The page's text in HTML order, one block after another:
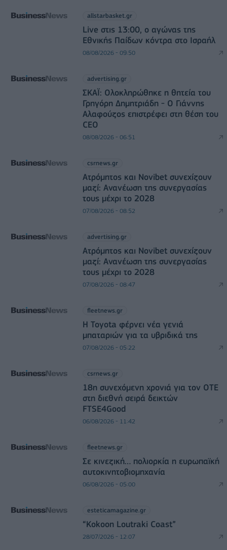
allstarbasket.gr
Live στις 13:00, ο αγώνας της
Εθνικής Παίδων κόντρα στο Ισραήλ
08/08/2026 - 09:50
advertising.gr
ΣΚΑΪ: Ολοκληρώθηκε η θητεία του
Γρηγόρη Δημητριάδη - Ο Γιάννης
Αλαφούζος επιστρέφει στη θέση του
CEO
08/08/2026 - 06:51
csrnews.gr
Ατρόμητος και Novibet συνεχίζουν
μαζί: Ανανέωση της συνεργασίας
τους μέχρι το 2028
07/08/2026 - 08:52
advertising.gr
Ατρόμητος και Novibet συνεχίζουν
μαζί: Ανανέωση της συνεργασίας
τους μέχρι το 2028
07/08/2026 - 08:47
fleetnews.gr
Η Toyota φέρνει νέα γενιά
μπαταριών για τα υβριδικά της
07/08/2026 - 05:22
csrnews.gr
18η συνεχόμενη χρονιά για τον ΟΤΕ
στη διεθνή σειρά δεικτών
FTSE4Good
06/08/2026 - 11:42
fleetnews.gr
Σε κινεζική… πολιορκία η ευρωπαϊκή
αυτοκινητοβιομηχανία
06/08/2026 - 05:00
esteticamagazine.gr
“Kokoon Loutraki Coast”
28/07/2026 - 12:07